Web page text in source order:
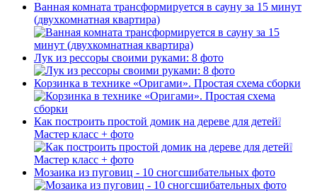
Ванная комната трансформируется в сауну за 15 минут
(двухкомнатная квартира)
Лук из рессоры своими руками: 8 фото
Корзинка в технике «Оригами». Простая схема сборки
Как построить простой домик на дереве для детей❕
Мастер класс + фото
Мозаика из пуговиц - 10 сногсшибательных фото